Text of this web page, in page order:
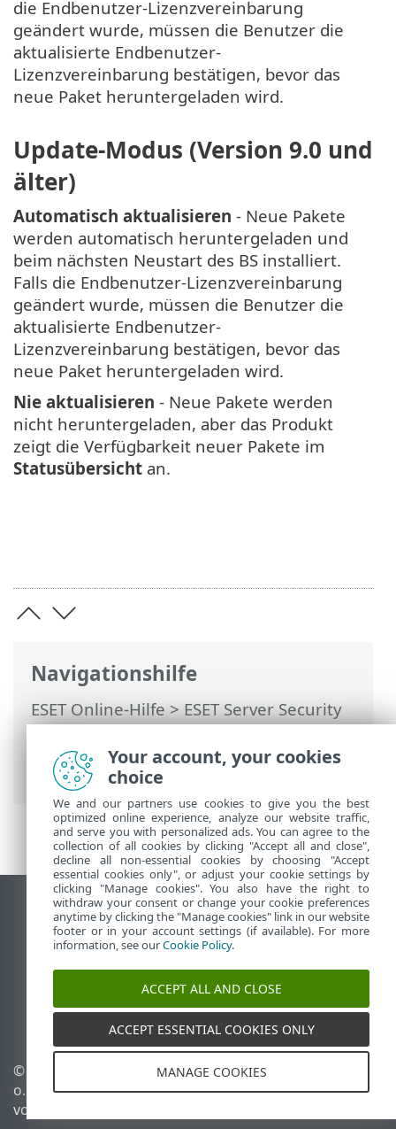
Navigationshilfe
ESET Online-Hilfe>ESET Server Security
for Linux>Installation / Upgrade>
Modul-Update> Automatische
Produktupdates
die Endbenutzer-Lizenzvereinbarung
geändert wurde, müssen die Benutzer die
aktualisierte Endbenutzer-
Lizenzvereinbarung bestätigen, bevor das
neue Paket heruntergeladen wird.
Update-Modus (Version 9.0 und
älter)
Automatisch aktualisieren - Neue Pakete
werden automatisch heruntergeladen und
beim nächsten Neustart des BS installiert.
Falls die Endbenutzer-Lizenzvereinbarung
geändert wurde, müssen die Benutzer die
aktualisierte Endbenutzer-
Lizenzvereinbarung bestätigen, bevor das
neue Paket heruntergeladen wird.
Nie aktualisieren - Neue Pakete werden
nicht heruntergeladen, aber das Produkt
zeigt die Verfügbarkeit neuer Pakete im
Statusübersicht an.
Desktop-Site anzeigen
End of Life
ESET Knowledgebase
ESET-Forum
ESET Status Portal
Regionaler Support
© 1992 - 2026 ESET, spol. s r.
o. - Alle Rechte
vorbehalten.
Cookies verwalten
Cookie-Richtlinie
Your account, your cookies
choice
We and our partners use cookies to give you the best
optimized online experience, analyze our website traffic,
and serve you with personalized ads. You can agree to the
collection of all cookies by clicking "Accept all and close",
decline all non-essential cookies by choosing "Accept
essential cookies only", or adjust your cookie settings by
clicking "Manage cookies". You also have the right to
withdraw your consent or change your cookie preferences
anytime by clicking the "Manage cookies" link in our website
footer or in your account settings (if available). For more
information, see ourCookie Policy.
ACCEPT ALL AND CLOSE
ACCEPT ESSENTIAL COOKIES ONLY
MANAGE COOKIES